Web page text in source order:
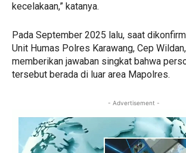
kecelakaan,” katanya.
Pada September 2025 lalu, saat
Unit Humas Polres Karawang, Cep
memberikan jawaban singkat bahwa
tersebut berada di luar area Mapolres.
- Advertisement -